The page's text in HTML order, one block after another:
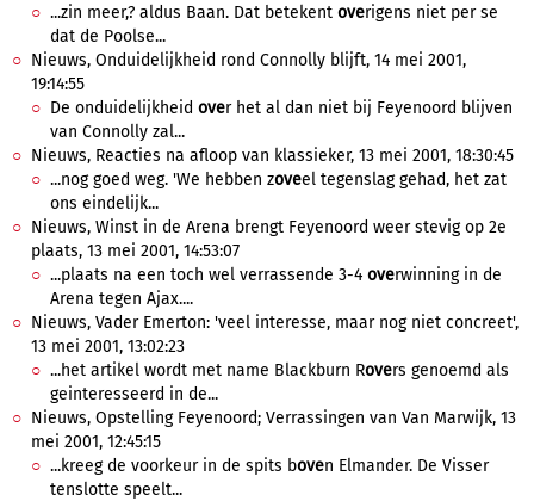
...zin meer,? aldus Baan. Dat betekent overigens niet per se
dat de Poolse...
Nieuws, Onduidelijkheid rond Connolly blijft, 14 mei 2001,
19:14:55
De onduidelijkheid over het al dan niet bij Feyenoord blijven
van Connolly zal...
Nieuws, Reacties na afloop van klassieker, 13 mei 2001, 18:30:45
...nog goed weg. 'We hebben zoveel tegenslag gehad, het zat
ons eindelijk...
Nieuws, Winst in de Arena brengt Feyenoord weer stevig op 2e
plaats, 13 mei 2001, 14:53:07
...plaats na een toch wel verrassende 3-4 overwinning in de
Arena tegen Ajax....
Nieuws, Vader Emerton: 'veel interesse, maar nog niet concreet',
13 mei 2001, 13:02:23
...het artikel wordt met name Blackburn Rovers genoemd als
geinteresseerd in de...
Nieuws, Opstelling Feyenoord; Verrassingen van Van Marwijk, 13
mei 2001, 12:45:15
...kreeg de voorkeur in de spits boven Elmander. De Visser
tenslotte speelt...